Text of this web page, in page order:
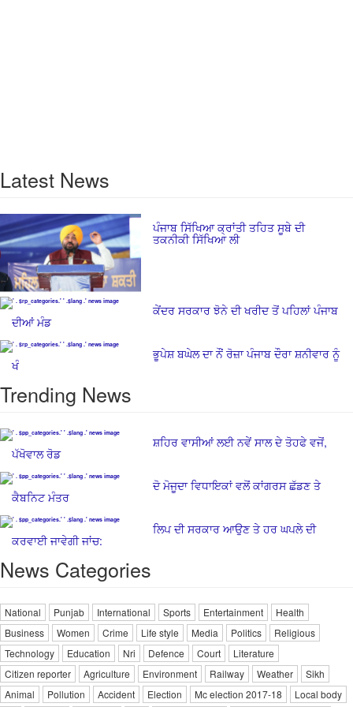
Latest News
ਪੰਜਾਬ ਸਿੱਖਿਆ ਕ੍ਰਾਂਤੀ ਤਹਿਤ ਸੂਬੇ ਦੀ
ਤਕਨੀਕੀ ਸਿੱਖਿਆ ਲੀ
ਕੇਂਦਰ ਸਰਕਾਰ ਝੋਨੇ ਦੀ ਖਰੀਦ ਤੋਂ ਪਹਿਲਾਂ ਪੰਜਾਬ
ਦੀਆਂ ਮੰਡ
ਭੂਪੇਸ਼ ਬਘੇਲ ਦਾ ਨੌਂ ਰੋਜ਼ਾ ਪੰਜਾਬ ਦੌਰਾ ਸ਼ਨੀਵਾਰ ਨੂੰ
ਖੰ
Trending News
ਸ਼ਹਿਰ ਵਾਸੀਆਂ ਲਈ ਨਵੇਂ ਸਾਲ ਦੇ ਤੋਹਫੇ ਵਜੋਂ,
ਪੱਖੋਵਾਲ ਰੋਡ
ਦੋ ਮੋਜੂਦਾ ਵਿਧਾਇਕਾਂ ਵਲੋਂ ਕਾਂਗਰਸ ਛੱਡਣ ਤੇ
ਕੈਬਨਿਟ ਮੰਤਰ
ਲਿਪ ਦੀ ਸਰਕਾਰ ਆਉਣ ਤੇ ਹਰ ਘਪਲੇ ਦੀ
ਕਰਵਾਈ ਜਾਵੇਗੀ ਜਾਂਚ:
News Categories
National Punjab International Sports Entertainment
Health
Business
Women Crime Life style Media Politics
Religious
Technology
Education Nri Defence Court
Literature
Citizen reporter
Agriculture Environment Railway Weather
Sikh
Animal
Pollution Accident Election Mc election 2017-18
Local body